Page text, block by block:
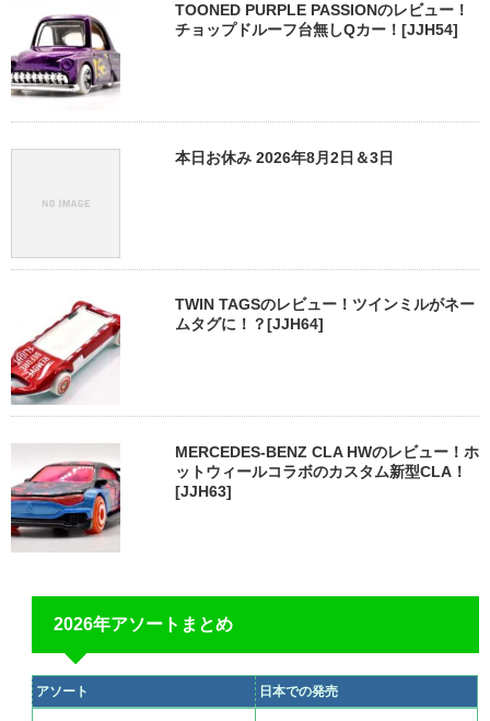
TOONED PURPLE PASSIONのレビュー！
チョップドルーフ台無しQカー！[JJH54]
本日お休み 2026年8月2日＆3日
TWIN TAGSのレビュー！ツインミルがネー
ムタグに！？[JJH64]
MERCEDES-BENZ CLA HWのレビュー！ホ
ットウィールコラボのカスタム新型CLA！
[JJH63]
2026年アソートまとめ
アソート 日本での発売